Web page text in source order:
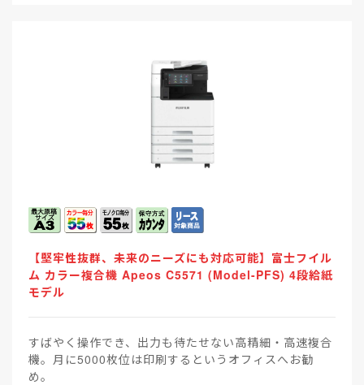
【堅牢性抜群、未来のニーズにも対応可能】富士フイル
ム カラー複合機 Apeos C5571 (Model-PFS) 4段給紙
モデル
すばやく操作でき、出力も待たせない高精細・高速複合
機。月に5000枚位は印刷するというオフィスへお勧
め。